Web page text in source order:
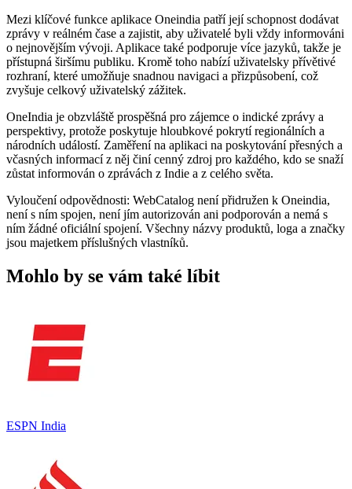
Mezi klíčové funkce aplikace Oneindia patří její schopnost dodávat
zprávy v reálném čase a zajistit, aby uživatelé byli vždy informováni
o nejnovějším vývoji. Aplikace také podporuje více jazyků, takže je
přístupná širšímu publiku. Kromě toho nabízí uživatelsky přívětivé
rozhraní, které umožňuje snadnou navigaci a přizpůsobení, což
zvyšuje celkový uživatelský zážitek.
OneIndia je obzvláště prospěšná pro zájemce o indické zprávy a
perspektivy, protože poskytuje hloubkové pokrytí regionálních a
národních událostí. Zaměření na aplikaci na poskytování přesných a
včasných informací z něj činí cenný zdroj pro každého, kdo se snaží
zůstat informován o zprávách z Indie a z celého světa.
Vyloučení odpovědnosti: WebCatalog není přidružen k Oneindia,
není s ním spojen, není jím autorizován ani podporován a nemá s
ním žádné oficiální spojení. Všechny názvy produktů, loga a značky
jsou majetkem příslušných vlastníků.
Mohlo by se vám také líbit
ESPN India